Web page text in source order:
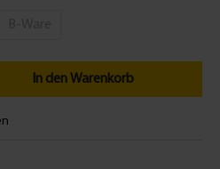
In den Warenkorb